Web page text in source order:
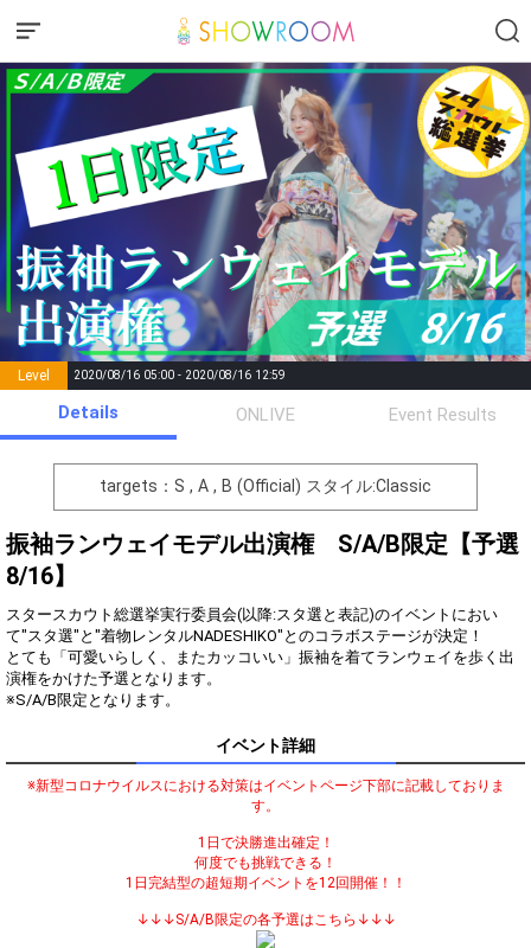
Level 2020/08/16 05:00 - 2020/08/16 12:59
Points List of Goal
number of
positions
Rema
Event Begins!
3
振袖の想い入れはあります
4 50000
着物を着てランウェイを歩い
てみたい？
5 100000
審査員特別賞獲得の最低条件
達成！
7 300000
ここからはランキング特典の
オリジナルアバター制作権獲
どこまでポイントを伸ばせる
かチャレンジ！
Gifting Comments
Details ONLIVE Event Results
targets：S , A , B (Official) スタイル:Classic
振袖ランウェイモデル出演権 S/A/B限定【予選
8/16】
スタースカウト総選挙実行委員会(以降:スタ選と表記)のイベントにおい
て"スタ選"と"着物レンタルNADESHIKO"とのコラボステージが決定！
とても「可愛いらしく、またカッコいい」振袖を着てランウェイを歩く出
演権をかけた予選となります。
※S/A/B限定となります。
イベント詳細
※新型コロナウイルスにおける対策はイベントページ下部に記載しておりま
す。
1日で決勝進出確定！
何度でも挑戦できる！
1日完結型の超短期イベントを12回開催！！
↓↓↓S/A/B限定の各予選はこちら↓↓↓